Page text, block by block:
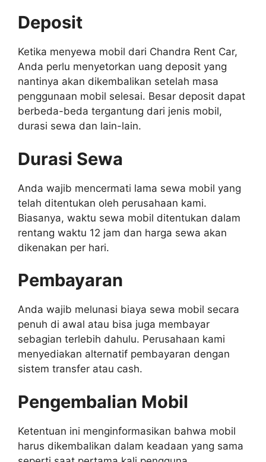
Deposit
Ketika menyewa mobil dari Chandra Rent Car,
Anda perlu menyetorkan uang deposit yang
nantinya akan dikembalikan setelah masa
penggunaan mobil selesai. Besar deposit dapat
berbeda-beda tergantung dari jenis mobil,
durasi sewa dan lain-lain.
Durasi Sewa
Anda wajib mencermati lama sewa mobil yang
telah ditentukan oleh perusahaan kami.
Biasanya, waktu sewa mobil ditentukan dalam
rentang waktu 12 jam dan harga sewa akan
dikenakan per hari.
Pembayaran
Anda wajib melunasi biaya sewa mobil secara
penuh di awal atau bisa juga membayar
sebagian terlebih dahulu. Perusahaan kami
menyediakan alternatif pembayaran dengan
sistem transfer atau cash.
Pengembalian Mobil
Ketentuan ini menginformasikan bahwa mobil
harus dikembalikan dalam keadaan yang sama